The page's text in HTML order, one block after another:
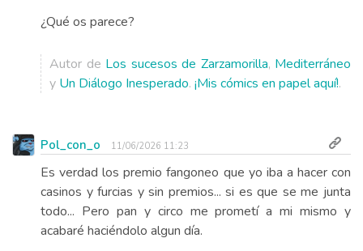
¿Qué os parece?
Autor de Los sucesos de Zarzamorilla, Mediterráneo
y Un Diálogo Inesperado. ¡Mis cómics en papel aquí!.
Pol_con_o 11/06/2026 11:23
Es verdad los premio fangoneo que yo iba a hacer con
casinos y furcias y sin premios... si es que se me junta
todo... Pero pan y circo me prometí a mi mismo y
acabaré haciéndolo algun día.